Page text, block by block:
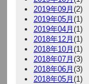
2019年09月(2)
2019年05月(1)
2019年04月(1)
2018年12月(1)
2018年10月(1)
2018年07月(3)
2018年06月(3)
2018年05月(1)